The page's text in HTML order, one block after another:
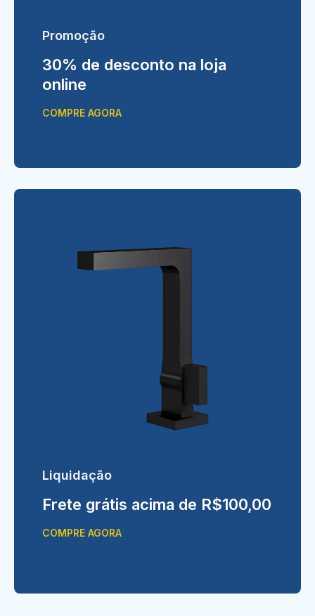
Promoção
30% de desconto na loja
online
COMPRE AGORA
Liquidação
Frete grátis acima de R$100,00
COMPRE AGORA